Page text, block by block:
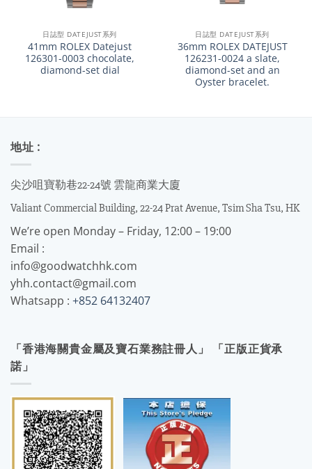
日誌型 DATEJUST系列
41mm ROLEX Datejust
126301-0003 chocolate,
diamond-set dial
日誌型 DATEJUST系列
36mm ROLEX DATEJUST
126231-0024 a slate,
diamond-set and an
Oyster bracelet.
地址 :
尖沙咀寶勒巷22-24號 雲龍商業大廈
Valiant Commercial Building, 22-24 Prat Avenue, Tsim Sha Tsu, HK
We’re open Monday – Friday, 12:00 – 19:00
Email :
info@goodwatchhk.com
yhh.contact@gmail.com
Whatsapp : +852 64132407
「香港海關貴金屬及寶石業務註冊人」 「正版正貨承
諾」